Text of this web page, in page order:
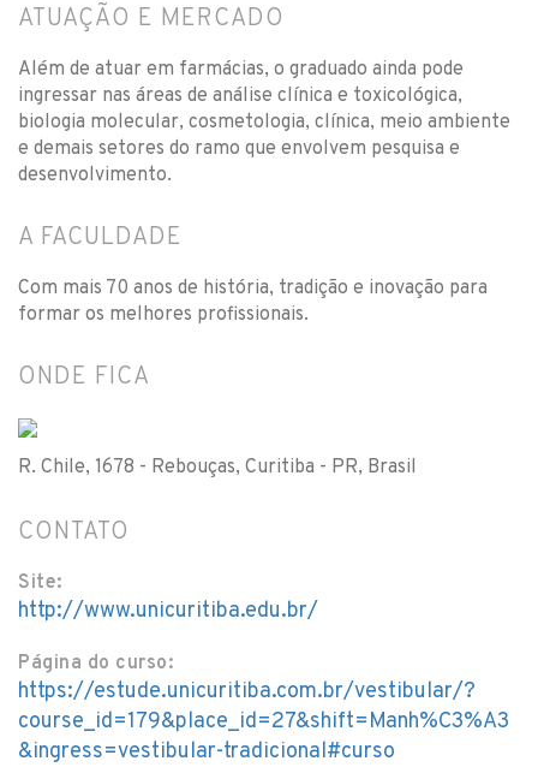
ATUAÇÃO E MERCADO
Além de atuar em farmácias, o graduado ainda pode
ingressar nas áreas de análise clínica e toxicológica,
biologia molecular, cosmetologia, clínica, meio ambiente
e demais setores do ramo que envolvem pesquisa e
desenvolvimento.
A FACULDADE
Com mais 70 anos de história, tradição e inovação para
formar os melhores profissionais.
ONDE FICA
R. Chile, 1678 - Rebouças, Curitiba - PR, Brasil
CONTATO
Site:
http://www.unicuritiba.edu.br/
Página do curso:
https://estude.unicuritiba.com.br/vestibular/?
course_id=179&place_id=27&shift=Manh%C3%A3
&ingress=vestibular-tradicional#curso